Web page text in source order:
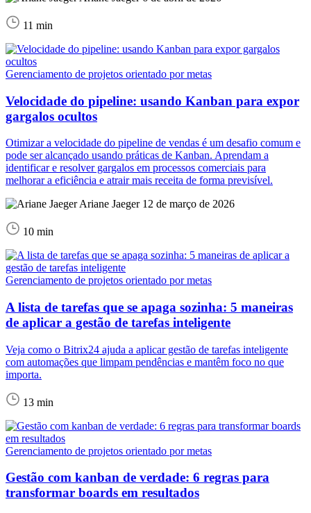
11 min
Gerenciamento de projetos orientado por metas
Velocidade do pipeline: usando Kanban para expor
gargalos ocultos
Otimizar a velocidade do pipeline de vendas é um desafio comum e
pode ser alcançado usando práticas de Kanban. Aprendam a
identificar e resolver gargalos em processos comerciais para
melhorar a eficiência e atrair mais receita de forma previsível.
Ariane Jaeger 12 de março de 2026
10 min
Gerenciamento de projetos orientado por metas
A lista de tarefas que se apaga sozinha: 5 maneiras
de aplicar a gestão de tarefas inteligente
Veja como o Bitrix24 ajuda a aplicar gestão de tarefas inteligente
com automações que limpam pendências e mantêm foco no que
importa.
13 min
Gerenciamento de projetos orientado por metas
Gestão com kanban de verdade: 6 regras para
transformar boards em resultados